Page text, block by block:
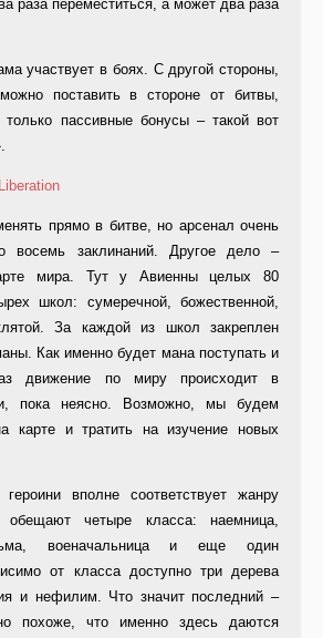
раза переместиться, а может два раза
участвует в боях. С другой стороны,
поставить в стороне от битвы,
пассивные бонусы – такой вот
прямо в битве, но арсенал очень
восемь заклинаний. Другое дело –
мира. Тут у Авиенны целых 80
школ: сумеречной, божественной,
За каждой из школ закреплен
Как именно будет мана поступать и
движение по миру происходит в
пока неясно. Возможно, мы будем
карте и тратить на изучение новых
героини вполне соответствует жанру
четыре класса: наемница,
военачальница и еще один
от класса доступно три дерева
и нефилим. Что значит последний –
похоже, что именно здесь даются